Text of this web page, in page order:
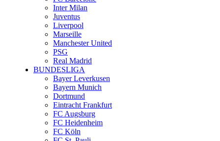
Inter Milan
Juventus
Liverpool
Marseille
Manchester United
PSG
Real Madrid
BUNDESLIGA
Bayer Leverkusen
Bayern Munich
Dortmund
Eintracht Frankfurt
FC Augsburg
FC Heidenheim
FC Köln